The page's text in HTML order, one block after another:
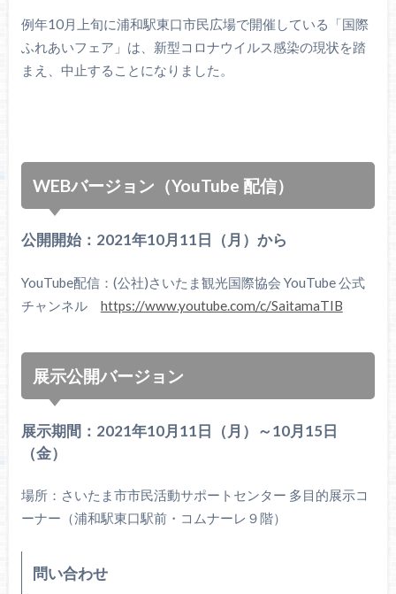
例年10月上旬に浦和駅東口市民広場で開催している「国際
ふれあいフェア」は、新型コロナウイルス感染の現状を踏
まえ、中止することになりました。
WEBバージョン（YouTube 配信）
公開開始：2021年10月11日（月）から
YouTube配信：(公社)さいたま観光国際協会 YouTube 公式
チャンネル https://www.youtube.com/c/SaitamaTIB
展示公開バージョン
展示期間：2021年10月11日（月）～10月15日
（金）
場所：さいたま市市民活動サポートセンター 多目的展示コ
ーナー（浦和駅東口駅前・コムナーレ９階）
問い合わせ